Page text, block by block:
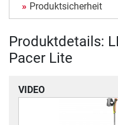
Produktsicherheit
Produktdetails:
Pacer Lite
VIDEO